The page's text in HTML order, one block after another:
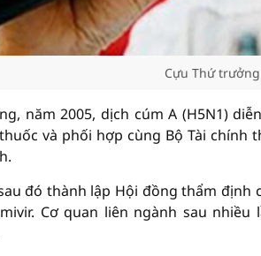
Cựu Thứ
năm 2005, dịch cúm A (H5N1)
và phối hợp cùng Bộ Tài chính
đó thành lập Hội đồng thẩm
Cơ quan liên ngành sau